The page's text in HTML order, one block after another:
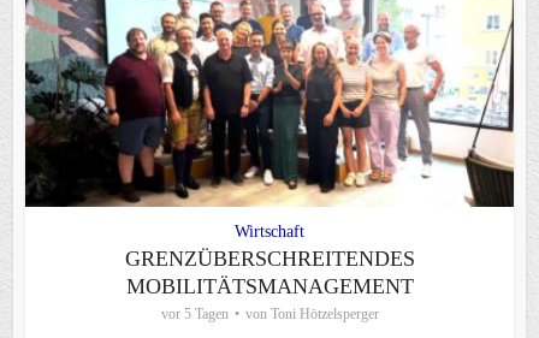
Wirtschaft
GRENZÜBERSCHREITENDES
MOBILITÄTSMANAGEMENT
vor 5 Tagen von Toni Hötzelsperger